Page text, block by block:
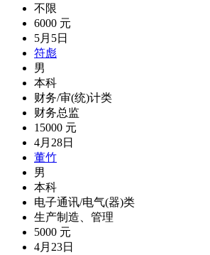
不限
6000 元
5月5日
符彪
男
本科
财务/审(统)计类
财务总监
15000 元
4月28日
董竹
男
本科
电子通讯/电气(器)类
生产制造、管理
5000 元
4月23日